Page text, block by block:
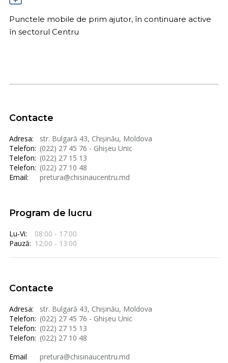
Punctele mobile de prim ajutor, în continuare active
în sectorul Centru
Contacte
Adresa:
str. Bulgară 43, Chișinău, Moldova
Telefon: (022) 27 45 76 - Ghișeu Unic
Telefon: (022) 27 15 13
Telefon: (022) 27 10 48
Email:
pretura@chisinaucentru.md
Program de lucru
Lu-Vi:
08:00 - 17:00
Pauză: 12:00 - 13:00
Contacte
Adresa:
str. Bulgară 43, Chișinău, Moldova
Telefon: (022) 27 45 76 - Ghișeu Unic
Telefon: (022) 27 15 13
Telefon: (022) 27 10 48
Email
pretura@chisinaucentru.md